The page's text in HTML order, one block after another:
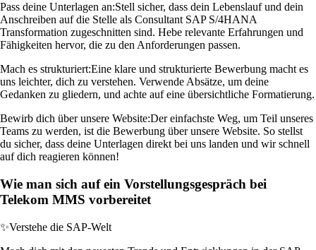
Pass deine Unterlagen an:Stell sicher, dass dein Lebenslauf und dein
Anschreiben auf die Stelle als Consultant SAP S/4HANA
Transformation zugeschnitten sind. Hebe relevante Erfahrungen und
Fähigkeiten hervor, die zu den Anforderungen passen.
Mach es strukturiert:Eine klare und strukturierte Bewerbung macht es
uns leichter, dich zu verstehen. Verwende Absätze, um deine
Gedanken zu gliedern, und achte auf eine übersichtliche Formatierung.
Bewirb dich über unsere Website:Der einfachste Weg, um Teil unseres
Teams zu werden, ist die Bewerbung über unsere Website. So stellst
du sicher, dass deine Unterlagen direkt bei uns landen und wir schnell
auf dich reagieren können!
Wie man sich auf ein Vorstellungsgespräch bei
Telekom MMS vorbereitet
✨Verstehe die SAP-Welt